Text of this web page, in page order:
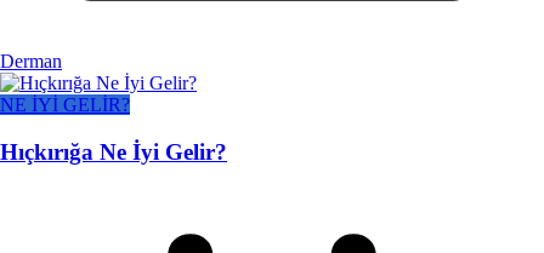
Derman
NE İYİ GELİR?
Hıçkırığa Ne İyi Gelir?